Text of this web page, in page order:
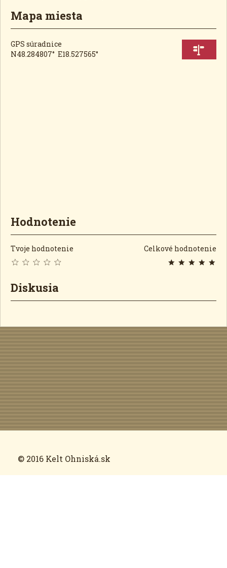
Mapa miesta
GPS súradnice
N48.284807° E18.527565°
Hodnotenie
Tvoje hodnotenie Celkové hodnotenie
Diskusia
© 2016 Kelt Ohniská.sk